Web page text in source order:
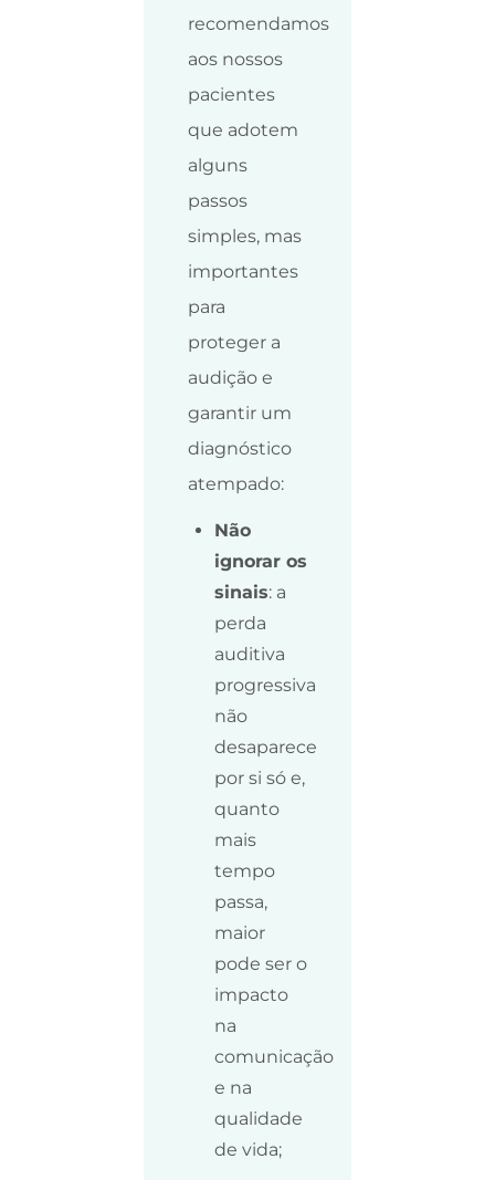
recomendamos
aos nossos
pacientes
que adotem
alguns
passos
simples, mas
importantes
para
proteger a
audição e
garantir um
diagnóstico
atempado:
Não
ignorar os
sinais: a
perda
auditiva
progressiva
não
desaparece
por si só e,
quanto
mais
tempo
passa,
maior
pode ser o
impacto
na
comunicação
e na
qualidade
de vida;